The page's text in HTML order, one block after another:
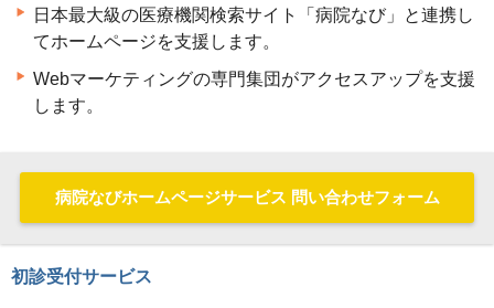
日本最大級の医療機関検索サイト「病院なび」と連携し
てホームページを支援します。
Webマーケティングの専門集団がアクセスアップを支援
します。
病院なびホームページサービス 問い合わせフォーム
初診受付サービス